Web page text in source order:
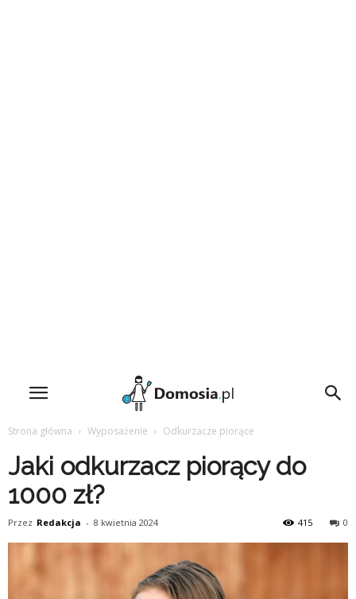
Strona główna Wyposażenie Odkurzacze piorące
Jaki odkurzacz piorący do
1000 zł?
Przez Redakcja - 8 kwietnia 2024 0
415